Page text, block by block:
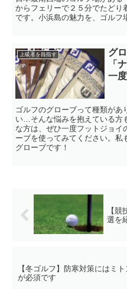
からフェリーで２５分でたどり
です。小浜島の魅力を、ゴルフ
上級者を目指す
グ
「
一
ゴルフのグローブって種類があ
い…そんな悩みを抱えている方
な方は、ぜひ一度フットジョイ
ーブを使ってみてください。私
グローブです！
【
選を
【冬ゴルフ】防寒対策にはミ
が必須です